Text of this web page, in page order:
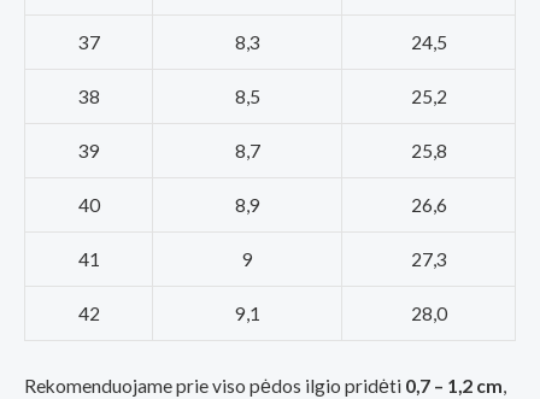
37 8,3 24,5
38 8,5 25,2
39 8,7 25,8
40 8,9 26,6
41 9 27,3
42 9,1 28,0
Rekomenduojame prie viso pėdos ilgio pridėti 0,7 – 1,2 cm,